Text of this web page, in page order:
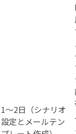
1〜2日（シナリオ
設定とメールテン